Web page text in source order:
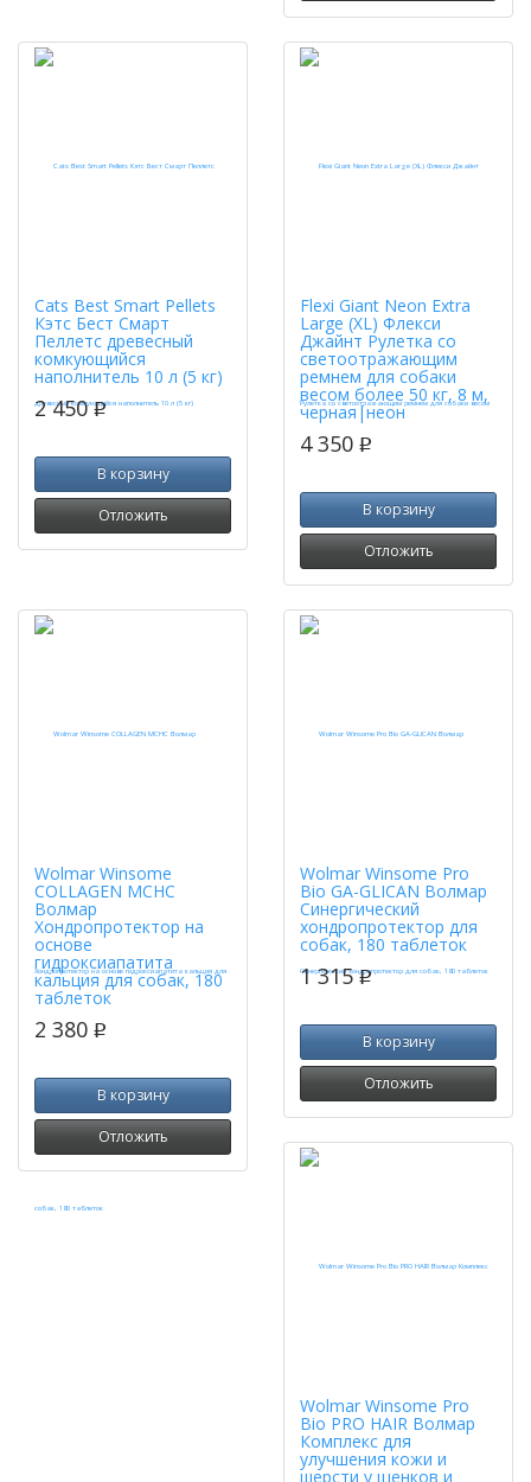
Cats Best Smart Pellets
Кэтс Бест Смарт
Пеллетс древесный
комкующийся
наполнитель 10 л (5 кг)
2 450p
В корзину
Отложить
Flexi Giant Neon Extra
Large (XL) Флекси
Джайнт Рулетка со
светоотражающим
ремнем для собаки
весом более 50 кг, 8 м,
черная|неон
4 350 p
В корзину
Отложить
Wolmar Winsome
COLLAGEN MCHC
Волмар
Хондропротектор на
основе
гидроксиапатита
кальция для собак, 180
таблеток
2 380 p
В корзину
Отложить
Wolmar Winsome Pro
Bio GA-GLICAN Волмар
Синергический
хондропротектор для
собак, 180 таблеток
1 315p
В корзину
Отложить
Wolmar Winsome Pro
Bio PRO HAIR Волмар
Комплекс для
улучшения кожи и
шерсти у щенков и